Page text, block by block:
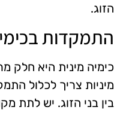
הזוג.
התמקדות
כימיה מינית היא חלק
מיניות צריך לכלול
בין בני הזוג. יש לתת